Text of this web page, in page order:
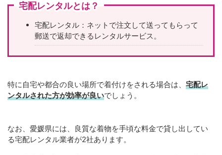
宅配レンタルとは？
宅配レンタル：ネットで注文して送ってもらって
郵送で返却できるレンタルサービス。
特に自宅や都合の良い場所で着付けをされる場合は、 宅配レ
ンタルされた方が効率が良いでしょう。
なお、愛媛県には、良質な着物を手頃な料金で貸し出してい
る宅配レンタル業者が2社あります。